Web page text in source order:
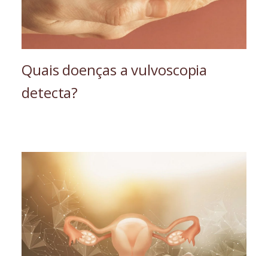
Quais doenças a vulvoscopia
detecta?